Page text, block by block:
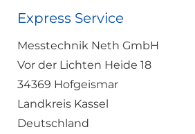
Express Service
Messtechnik Neth GmbH
Vor der Lichten Heide 18
34369 Hofgeismar
Landkreis Kassel
Deutschland